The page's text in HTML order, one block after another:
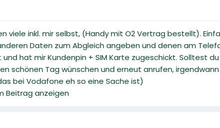
viele inkl. mir selbst, (Handy mit O2 Vertrag bestellt).
Daten zum Abgleich angeben und denen am
hat mir Kundenpin + SIM Karte zugeschickt. Solltest
schönen Tag wünschen und erneut anrufen,
bei Vodafone eh so eine Sache ist)
Beitrag anzeigen